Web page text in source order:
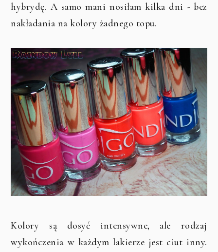
hybrydę. A samo mani nosiłam kilka dni - bez
nakładania na kolory żadnego topu.
Kolory są dosyć intensywne, ale rodzaj
wykończenia w każdym lakierze jest ciut inny.